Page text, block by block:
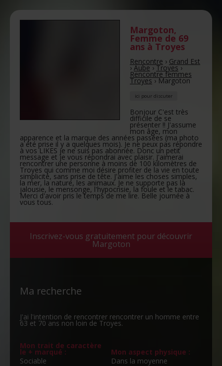
Margoton,
Femme de 69
ans à Troyes
Rencontre › Grand Est
›Aube›Troyes›
Rencontre femmes
Troyes›Margoton
ici pour discuter
Bonjour C'est très
difficile de se
présenter !! J'assume
mon âge, mon
apparence et la marque des années passées (ma photo
a été prise il y a quelques mois). Je ne peux pas répondre
à vos LIKES je ne suis pas abonnée. Donc un petit
message et je vous répondrai avec plaisir. J'aimerai
rencontrer une personne à moins de 100 kilomètres de
Troyes qui comme moi désire profiter de la vie en toute
simplicité, sans prise de tête. J'aime les choses simples,
la mer, la nature, les animaux. Je ne supporte pas la
jalousie, le mensonge, l'hypocrisie, la foule et le tabac.
Merci d'avoir pris le temps de me lire. Belle journée à
vous tous.
Inscrivez-vous gratuitement pour découvrir
Margoton
Ma recherche
J'ai l'intention de rencontrer rencontrer un homme entre
63 et 70 ans non loin de Troyes.
Mon trait de caractère
le + marqué :
Sociable
Mon aspect physique :
Dans la moyenne